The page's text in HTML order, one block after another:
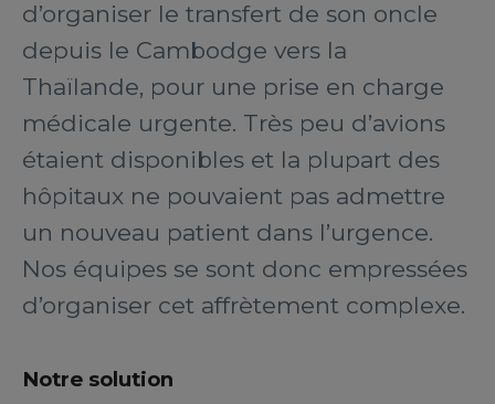
d’organiser le transfert de son oncle
depuis le Cambodge vers la
Thaïlande, pour une prise en charge
médicale urgente. Très peu d’avions
étaient disponibles et la plupart des
hôpitaux ne pouvaient pas admettre
un nouveau patient dans l’urgence.
Nos équipes se sont donc empressées
d’organiser cet affrètement complexe.
Notre solution